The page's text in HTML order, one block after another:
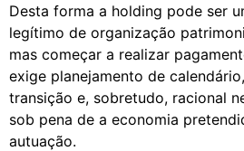
Desta forma a holding pode ser
legítimo de organização
mas começar a realizar
exige planejamento de
transição e, sobretudo, racional
sob pena de a economia
autuação.